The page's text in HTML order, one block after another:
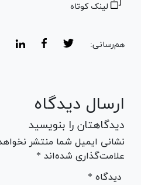
لینک کوتاه
هم‌رسانی:
ارسال دیدگاه
دیدگاهتان را بنویسید
نشانی ایمیل شما منتشر
علامت‌گذاری شده‌اند *
* دیدگاه